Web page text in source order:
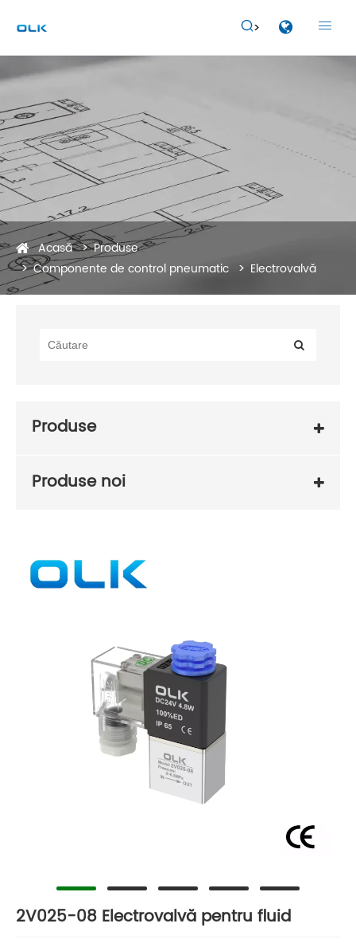
 
Acasă
Produse
Componente de control pneumatic
Electrovalvă
Produse
Produse noi
2V025-08 Electrovalvă pentru fluid